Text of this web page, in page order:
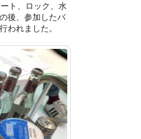
ト、ロック、水
後、参加したバ
われました。